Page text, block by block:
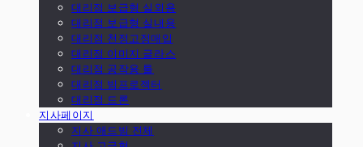
대리점 보급형 실외용
대리점 보급형 실내용
대리점 천정고정매입
대리점 이미지 글라스
대리점 공작용 툴
대리점 빔프로젝터
대리점 드론
지사페이지
지사 애드빔 전체